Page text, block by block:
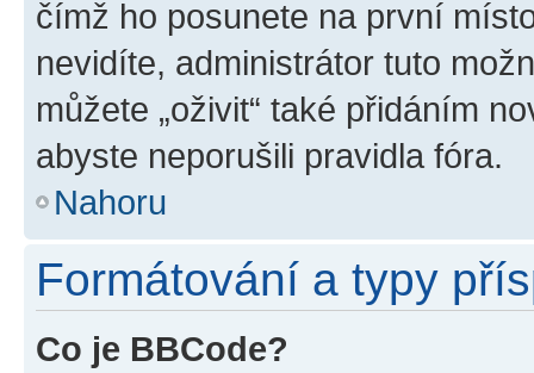
čímž ho posunete na první
nevidíte, administrátor tuto
můžete „oživit“ také přidáním
abyste neporušili pravidla fóra.
Nahoru
Formátování a typy
Co je BBCode?